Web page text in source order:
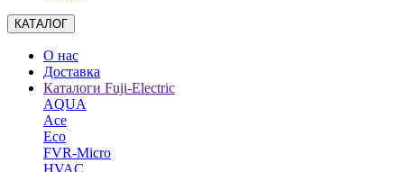
КАТАЛОГ
О нас
Доставка
Каталоги Fuji-Electric
AQUA
Ace
Eco
FVR-Micro
HVAC